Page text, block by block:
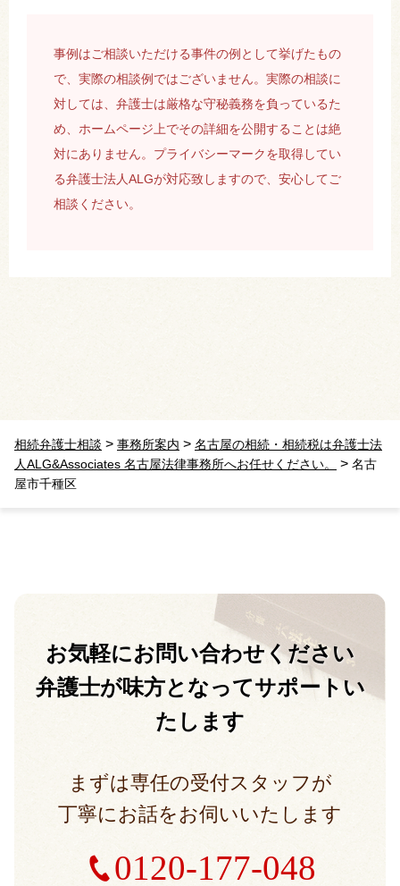
事例はご相談いただける事件の例として挙げたもの
で、実際の相談例ではございません。実際の相談に
対しては、弁護士は厳格な守秘義務を負っているた
め、ホームページ上でその詳細を公開することは絶
対にありません。プライバシーマークを取得してい
る弁護士法人ALGが対応致しますので、安心してご
相談ください。
相続弁護士相談 > 事務所案内 > 名古屋の相続・相続税は弁護士法
人ALG&Associates 名古屋法律事務所へお任せください。
> 名古
屋市千種区
お気軽にお問い合わせください
弁護士が味方となってサポートい
たします
まずは専任の受付スタッフが
丁寧にお話をお伺いいたします
0120-177-048